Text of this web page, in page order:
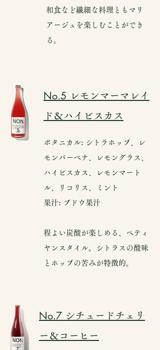
和食など繊細な料理ともマリ
アージュを楽しむことができ
る。
No.5 レモンマーマレイ
ド＆ハイビスカス
ボタニカル: シトラホップ、レ
モンバーベナ、レモングラス、
ハイビスカス、レモンマート
ル、リコリス、ミント
果汁: ブドウ果汁
程よい炭酸が楽しめる、ペティ
ヤンスタイル。シトラスの酸味
とホップの苦みが特徴的。
No.7 シチュードチェリ
ー＆コーヒー